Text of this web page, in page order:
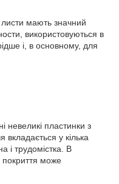
листи мають значний
використовуються в
і, в основному, для
невеликі пластинки з
вкладається у кілька
і трудомістка. В
покриття може